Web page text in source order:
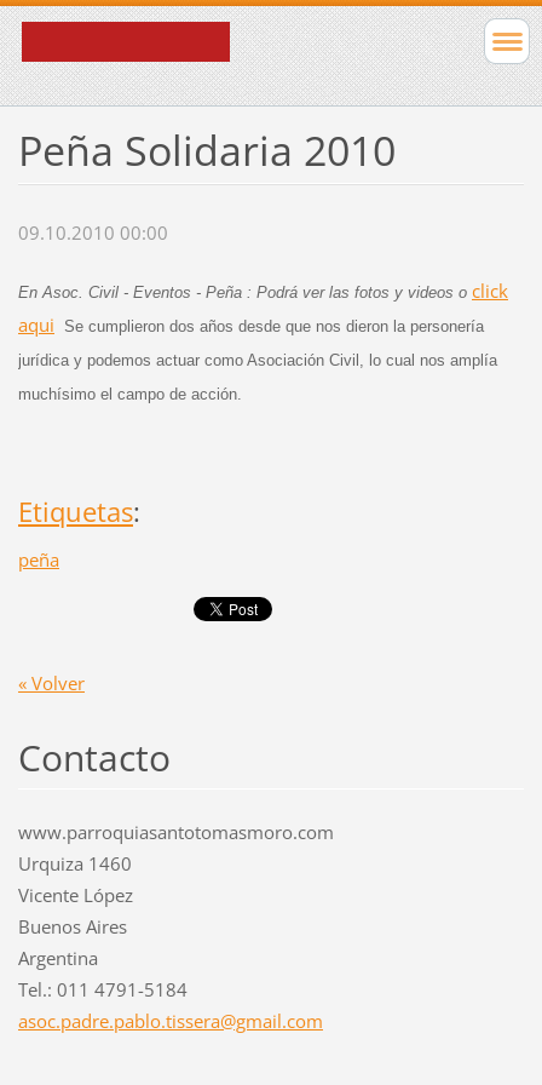
Peña Solidaria 2010
09.10.2010 00:00
En Asoc. Civil - Eventos - Peña : Podrá ver las fotos y videos o click
aqui Se cumplieron dos años desde que nos dieron la personería
jurídica y podemos actuar como Asociación Civil, lo cual nos amplía
muchísimo el campo de acción.
Etiquetas:
peña
« Volver
Contacto
www.parroquiasantotomasmoro.com
Urquiza 1460
Vicente López
Buenos Aires
Argentina
Tel.: 011 4791-5184
asoc.padre.pablo.tissera@gmail.com